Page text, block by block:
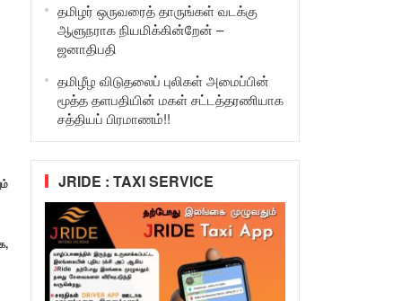
தமிழர் ஒருவரைத் தாருங்கள் வடக்கு
ஆளுநராக நியமிக்கின்றேன் –
ஜனாதிபதி
தமிழீழ விடுதலைப் புலிகள் அமைப்பின்
மூத்த தளபதியின் மகள் சட்டத்தரணியாக
சத்தியப் பிரமாணம்!!
JRIDE : TAXI SERVICE